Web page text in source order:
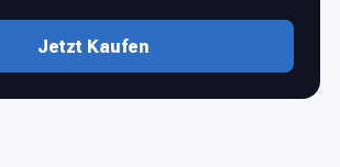
Jetzt Kaufen